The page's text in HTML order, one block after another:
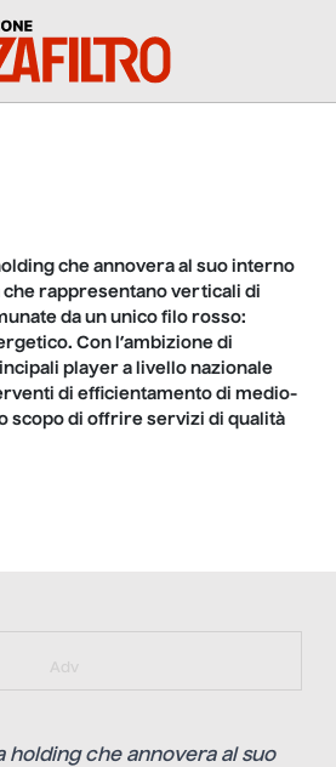
che annovera al suo interno
rappresentano verticali di
da un unico filo rosso:
Con l’ambizione di
player a livello nazionale​
di efficientamento di medio-
scopo di offrire servizi di qualità
Adv
holding che annovera al suo